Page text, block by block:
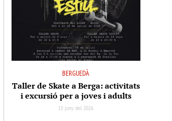
BERGUEDÀ
Taller de Skate a Berga: activitats
i excursió per a joves i adults
15 juny del 2026